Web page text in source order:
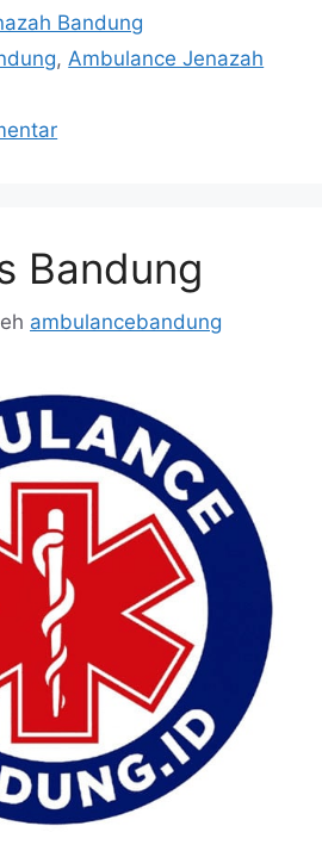
Bandung
,Ambulance Jenazah
Bandung
ambulancebandung